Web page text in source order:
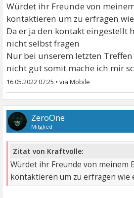
Würdet ihr Freunde von
kontaktieren um zu erfragen
Da er ja den kontakt eingestellt
nicht selbst fragen
Nur bei unserem letzten
nicht gut somit mache ich mir
16.05.2022 07:25 •
ZeroOne
Mitglied
Zitat von Kraftvolle:
Würdet ihr Freunde von meinem
kontaktieren um zu erfragen wie